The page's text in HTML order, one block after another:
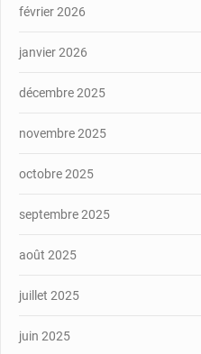
février 2026
janvier 2026
décembre 2025
novembre 2025
octobre 2025
septembre 2025
août 2025
juillet 2025
juin 2025